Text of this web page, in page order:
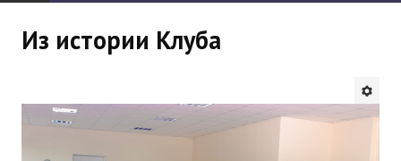
Будни института
Из истории Клуба